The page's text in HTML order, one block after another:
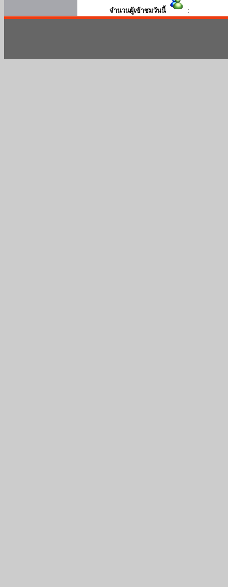
จำนวนผู้เข้าชมวันนี้ :